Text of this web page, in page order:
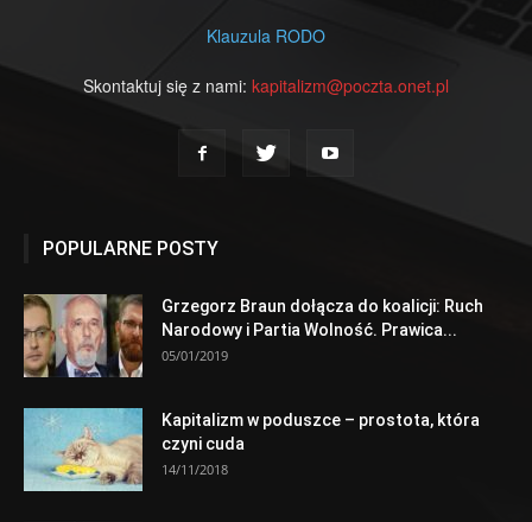
Klauzula RODO
Skontaktuj się z nami: kapitalizm@poczta.onet.pl
POPULARNE POSTY
Grzegorz Braun dołącza do koalicji: Ruch
Narodowy i Partia Wolność. Prawica...
05/01/2019
Kapitalizm w poduszce – prostota, która
czyni cuda
14/11/2018